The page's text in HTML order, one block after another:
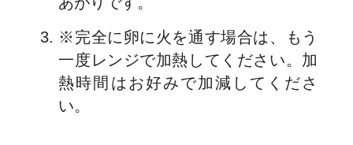
※完全に卵に火を通す場合は、もう
一度レンジで加熱してください。加
熱時間はお好みで加減してくださ
い。